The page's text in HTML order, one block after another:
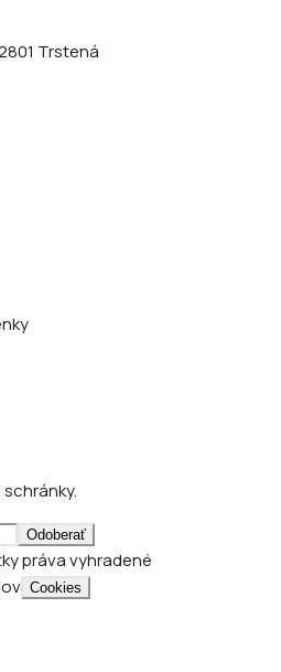
Trstená
Odoberať
práva vyhradené
Cookies